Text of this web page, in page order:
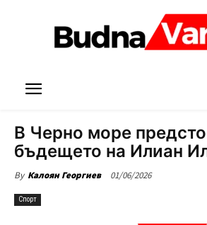
В Черно море
бъдещето на Илиан
By Калоян Георгиев 01/06/2026
Спорт